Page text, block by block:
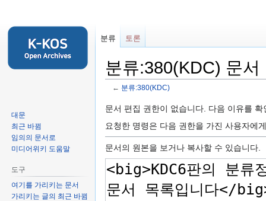
분류:380(KDC) 문서
← 분류:380(KDC)
둘
러
기
로
가
기
검
색
러
가
기
문서 편집 권한이 없습니다. 다음 이유를 확
요청한 명령은 다음 권한을 가진 사용자에
문서의 원본을 보거나 복사할 수 있습니다.
분류 토론
대문
최근 바뀜
임의의 문서로
미디어위키 도움말
도구
여기를 가리키는 문서
가리키는 글의 최근 바뀜